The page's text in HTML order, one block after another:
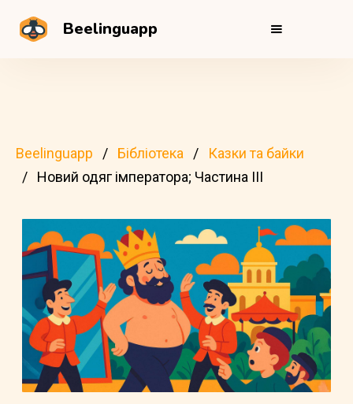
Beelinguapp
Beelinguapp Бібліотека
Казки та байки
Новий одяг імператора; Частина III